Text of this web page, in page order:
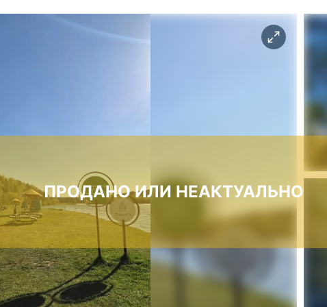
ПРОДАНО ИЛИ НЕАКТУАЛЬНО